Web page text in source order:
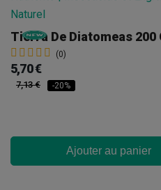
(0)
5,70 €
7,13 € -20%
Ajouter au panier